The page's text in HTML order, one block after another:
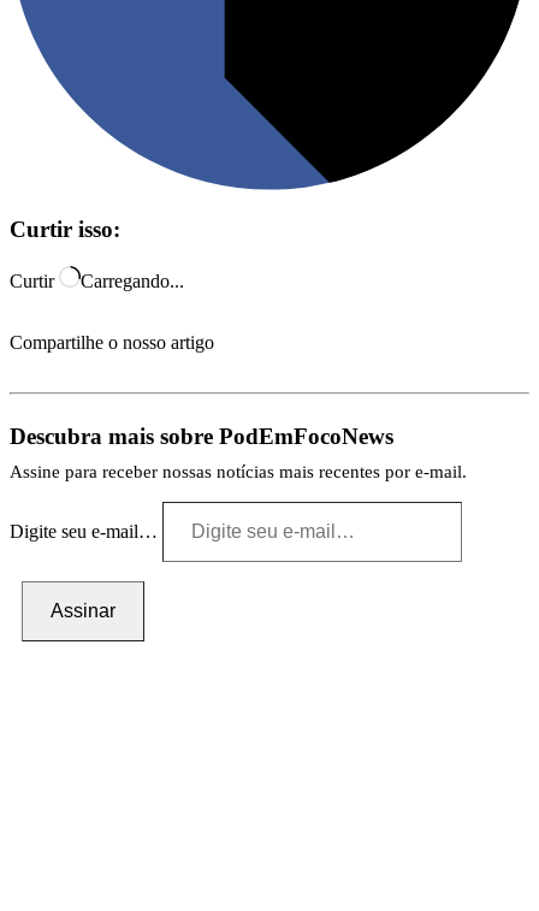
Curtir isso:
Curtir Carregando...
Compartilhe o nosso artigo
Descubra mais sobre PodEmFocoNews
Assine para receber nossas notícias mais recentes por e-mail.
Digite seu e-mail…
Assinar